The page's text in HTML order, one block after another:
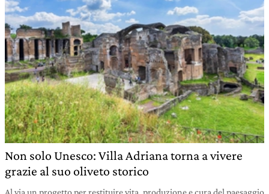
Non solo Unesco: Villa Adriana torna a vivere
grazie al suo oliveto storico
Al via un progetto per restituire vita, produzione e cura del paesaggio